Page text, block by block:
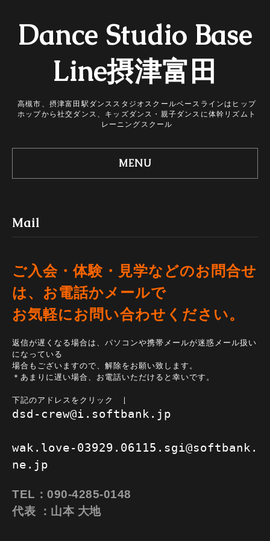
Dance Studio Base
Line摂津富田
高槻市、摂津富田駅ダンススタジオスクールベースラインはヒップ
ホップから社交ダンス、キッズダンス・親子ダンスに体幹リズムト
レーニングスクール
MENU
Mail
ご入会・体験・見学などのお問合せ
は、お電話かメールで
お気軽にお問い合わせください。
返信が遅くなる場合は、パソコンや携帯メールが迷惑メール扱い
になっている
場合もございますので、解除をお願い致します。
＊あまりに遅い場合、お電話いただけると幸いです。
下記のアドレスをクリック ↓
dsd-crew@i.softbank.jp
wak.love-03929.06115.sgi@softbank.
ne.jp
TEL：090-4285-0148
代表 ：山本 大地